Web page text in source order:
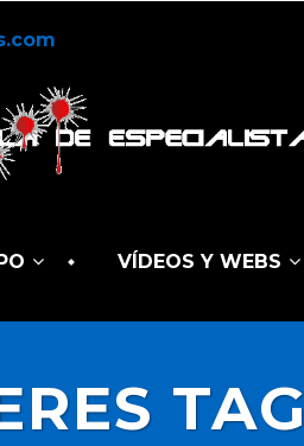
VÍDEOS Y WEBS
TAG